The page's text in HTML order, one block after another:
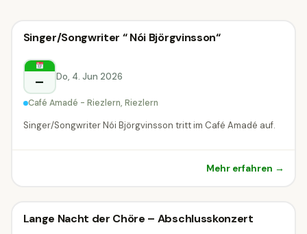
Konzert
Riezlern
Konzert
Singer/Songwriter “ Nói Björgvinsson“
– Do, 4. Jun 2026
Café Amadé - Riezlern, Riezlern
Singer/Songwriter Nói Björgvinsson tritt im Café Amadé auf.
Mehr erfahren →
Konzert
Konzert
Lange Nacht der Chöre – Abschlusskonzert